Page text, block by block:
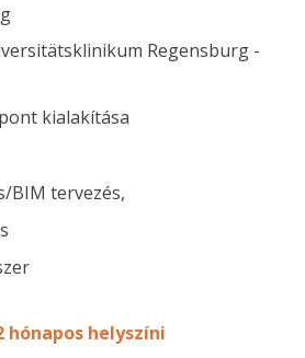
Regensburg -
kialakítása
BIM tervezés,
hónapos helyszíni